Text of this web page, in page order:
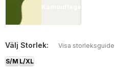
Kamouflage
Välj Storlek: Visa storleksguide
S/M L/XL